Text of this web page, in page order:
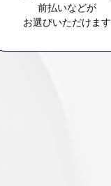
前払いなどが
お選びいただけます